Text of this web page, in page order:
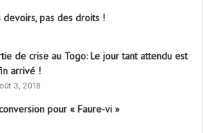
pas des droits !
de crise au Togo: Le jour tant attendu est
arrivé !
3, 2018
pour « Faure-vi »